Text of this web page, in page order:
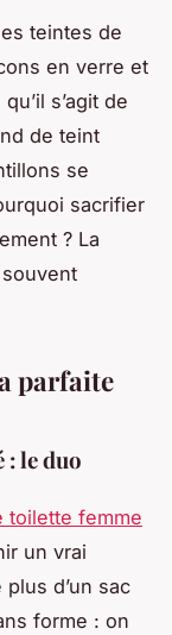
teintes de
en verre et
s’agit de
de teint
se
sacrifier
? La
parfaite
le duo
toilette femme
un vrai
d’un sac
forme : on